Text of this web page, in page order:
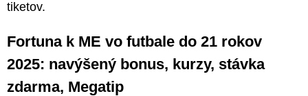
tiketov.
Fortuna k ME vo futbale do 21 rokov
2025: navýšený bonus, kurzy, stávka
zdarma, Megatip